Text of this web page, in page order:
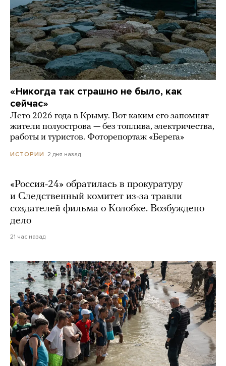
«Никогда так страшно не было, как
сейчас»
Лето 2026 года в Крыму. Вот каким его запомнят
жители полуострова — без топлива, электричества,
работы и туристов. Фоторепортаж «Берега»
ИСТОРИИ 2 дня назад
«Россия-24» обратилась в прокуратуру
и Следственный комитет из-за травли
создателей фильма о Колобке. Возбуждено
дело
21 час назад